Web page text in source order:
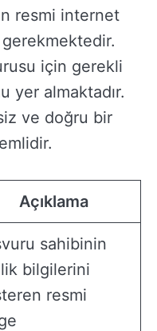
resmi internet
için gerekli
yer almaktadır.
ve doğru bir
Açıklama
sahibinin
bilgilerini
resmi